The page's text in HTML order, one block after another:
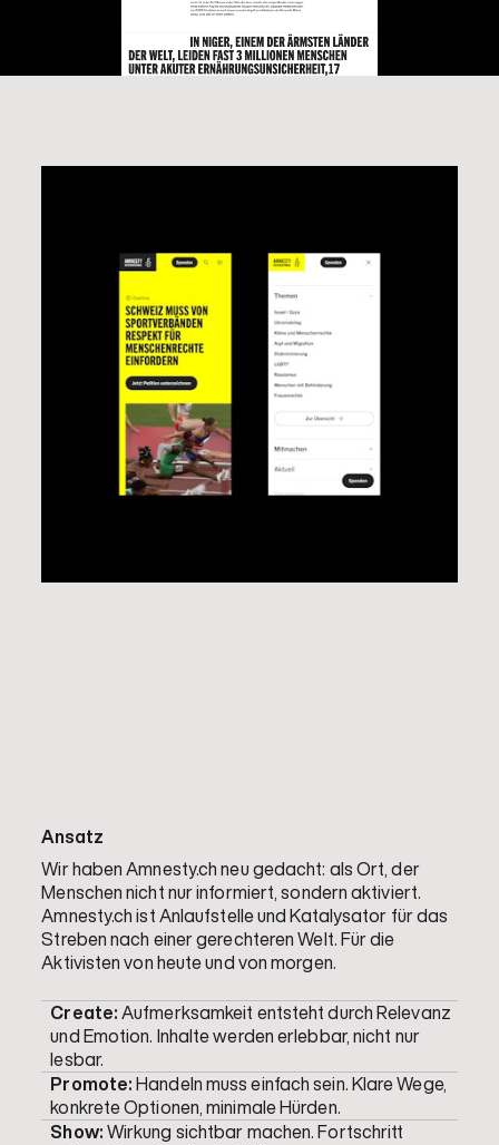
Ansatz
Wir haben Amnesty.ch neu gedacht: als Ort, der
Menschen nicht nur informiert, sondern aktiviert.
Amnesty.ch ist Anlaufstelle und Katalysator für das
Streben nach einer gerechteren Welt. Für die
Aktivisten von heute und von morgen.
Create:Aufmerksamkeit entsteht durch Relevanz
und Emotion. Inhalte werden erlebbar, nicht nur
lesbar.
Promote:Handeln muss einfach sein. Klare Wege,
konkrete Optionen, minimale Hürden.
Show:Wirkung sichtbar machen. Fortschritt